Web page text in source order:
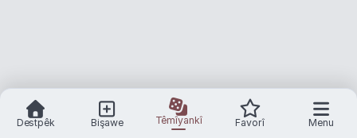
Destpêk Bişawe Têmîyankî Favorî Menu